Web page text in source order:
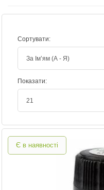
Сортувати:
Показати:
Є в наявності